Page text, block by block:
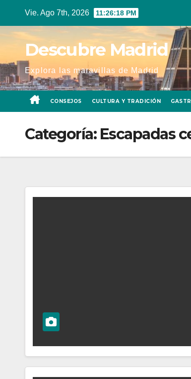
contenido
Vie. Ago 7th, 2026 11:26:18 PM
Descubre Madrid
Explora las maravillas de Madrid
CONSEJOS CULTURA Y TRADICIÓN
Categoría: Escapadas